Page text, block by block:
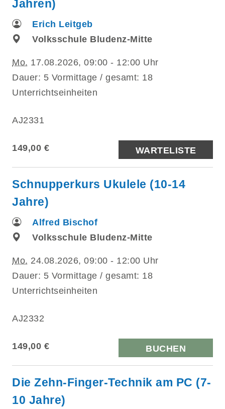
Jahren)
Erich Leitgeb
Volksschule Bludenz-Mitte
Mo. 17.08.2026, 09:00 - 12:00 Uhr
Dauer: 5 Vormittage / gesamt: 18
Unterrichtseinheiten
AJ2331
149,00 € WARTELISTE
Schnupperkurs Ukulele (10-14
Jahre)
Alfred Bischof
Volksschule Bludenz-Mitte
Mo. 24.08.2026, 09:00 - 12:00 Uhr
Dauer: 5 Vormittage / gesamt: 18
Unterrichtseinheiten
AJ2332
149,00 € BUCHEN
Die Zehn-Finger-Technik am PC (7-
10 Jahre)